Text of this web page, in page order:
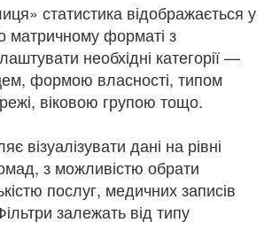
статистика відображається у
матричному форматі з
необхідні категорії —
формою власності, типом
віковою групою тощо.
візуалізувати дані на рівні
з можливістю обрати
послуг, медичних записів
залежать від типу